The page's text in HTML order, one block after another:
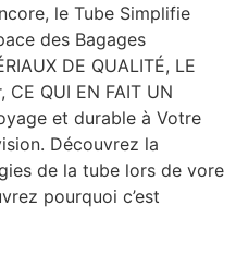
le Tube Simplifie
des Bagages
DE QUALITÉ, LE
CE QUI EN FAIT UN
et durable à Votre
Découvrez la
de la tube lors de vore
pourquoi c’est